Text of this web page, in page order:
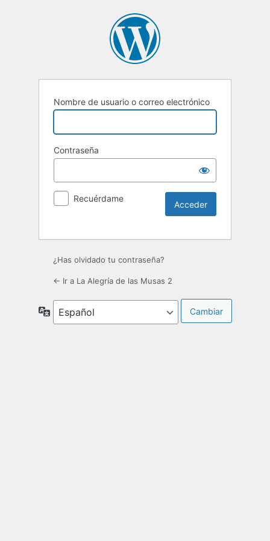
Nombre de usuario o correo electrónico
Contraseña
Recuérdame
¿Has olvidado tu contraseña?
← Ir a La Alegría de las Musas 2
Idioma